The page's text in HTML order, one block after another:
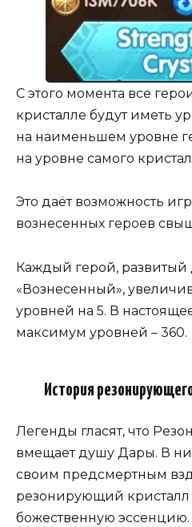
С этого момента все
кристалле будут иметь
на наименьшем уровне
на уровне самого
Это даёт возможность
вознесенных героев
Каждый герой, развитый
«Вознесенный»,
уровней на 5. В
максимум уровней – 360.
История
Легенды гласят, что
вмещает душу Дары. В
своим предсмертным
резонирующий кристалл
божественную эссенцию.